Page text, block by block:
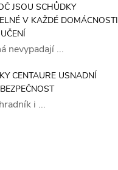
JSOU SCHŮDKY
V KAŽDÉ DOMÁCNOSTI
nevypadají ...
CENTAURE USNADNÍ
i ...